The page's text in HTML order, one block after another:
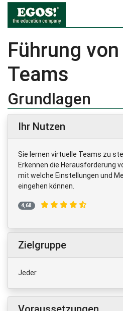
Führung
Teams
Grundlagen
Ihr Nutzen
Sie lernen virtuelle Teams zu
Erkennen die Herausforderung
mit welche Einstellungen und
eingehen können.
4,68
Zielgruppe
Jeder